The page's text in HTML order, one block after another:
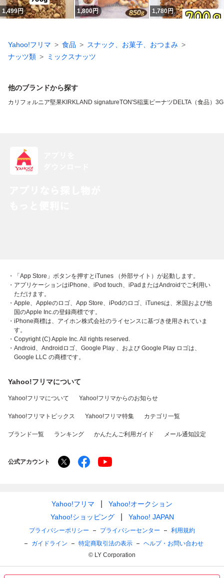
1,499円 1,800円 1,780円
Yahoo!フリマ 食品
スナック、お菓子、おつまみ
ナッツ類
ミックスナッツ
他のブランドから探す
カリフォルニア堅果KIRKLAND signatureTON'S稲葉ピーナツ DELTA（食品）
・「App Store」ボタンを押すとiTunes （外部サイト）が起動します。
・アプリケーションはiPhone、iPod touch、iPadまたはAndroidでご利用い
ただけます。
・Apple、Appleのロゴ、App Store、iPodのロゴ、iTunesは、米国および他
国のApple Inc.の登録商標です。
・iPhone商標は、アイホン株式会社のライセンスに基づき使用されていま
す。
・Copyright (C) Apple Inc. All rights reserved.
・Android、Androidロゴ、Google Play 、および Google Play ロゴは、
Google LLC の商標です。
Yahoo!フリマについて
Yahoo!フリマについて Yahoo!フリマからのお知らせ
Yahoo!フリマトピックス Yahoo!フリマ特集 カテゴリ一覧
ブランド一覧 ランキング かんたんご利用ガイド メール通知設定
公式アカウント
Yahoo!フリマ
Yahoo!オークション
Yahoo!ショッピング
Yahoo! JAPAN
プライバシーポリシー プライバシーセンター
利用規約
ガイドライン
特定商取引法の表示
ヘルプ・お問い合わせ
© LY Corporation